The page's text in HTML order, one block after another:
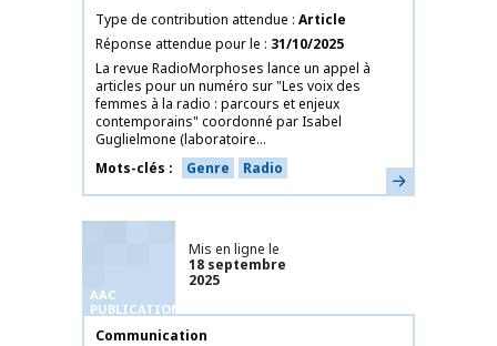
Type de contribution attendue Article
Réponse attendue pour le
31/10/2025
La revue RadioMorphoses lance un appel à
articles pour un numéro sur "Les voix des
femmes à la radio : parcours et enjeux
contemporains" coordonné par Isabel
Guglielmone (laboratoire...
Mots-clés
Genre Radio En savoir plus
AAC
PUBLICATIONS
Mis en ligne le
18 septembre
2025
Nom de la publication
Communication